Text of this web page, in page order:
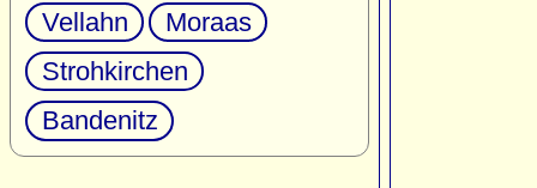
Vellahn
Moraas
Strohkirchen
Bandenitz